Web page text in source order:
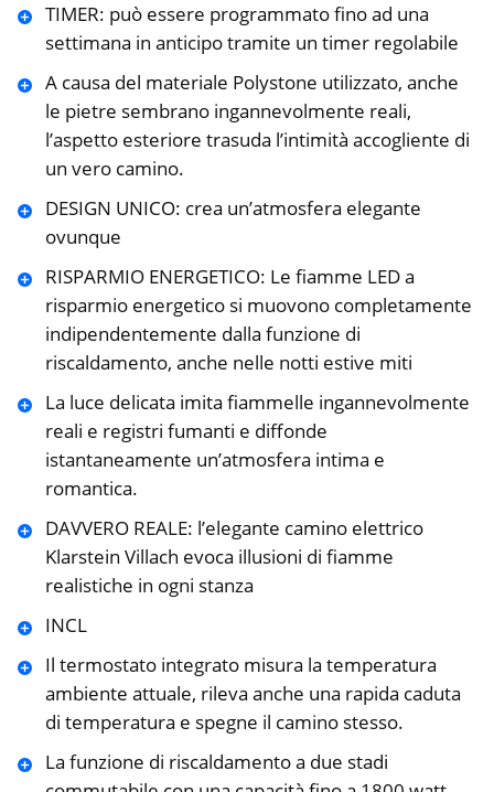
TIMER: può essere programmato fino ad una
settimana in anticipo tramite un timer regolabile
A causa del materiale Polystone utilizzato, anche
le pietre sembrano ingannevolmente reali,
l’aspetto esteriore trasuda l’intimità accogliente di
un vero camino.
DESIGN UNICO: crea un’atmosfera elegante
ovunque
RISPARMIO ENERGETICO: Le fiamme LED a
risparmio energetico si muovono completamente
indipendentemente dalla funzione di
riscaldamento, anche nelle notti estive miti
La luce delicata imita fiammelle ingannevolmente
reali e registri fumanti e diffonde
istantaneamente un’atmosfera intima e
romantica.
DAVVERO REALE: l’elegante camino elettrico
Klarstein Villach evoca illusioni di fiamme
realistiche in ogni stanza
INCL
Il termostato integrato misura la temperatura
ambiente attuale, rileva anche una rapida caduta
di temperatura e spegne il camino stesso.
La funzione di riscaldamento a due stadi